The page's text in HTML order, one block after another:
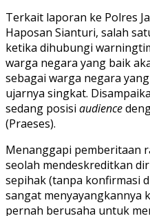
Terkait laporan ke Polres
Haposan Sianturi, salah
ketika dihubungi
warga negara yang baik
sebagai warga negara
ujarnya singkat.
sedang posisi audience
(Praeses).
Menanggapi pemberitaan
seolah mendeskreditkan
sepihak (tanpa konfirmasi
sangat menyayangkannya
pernah berusaha untuk